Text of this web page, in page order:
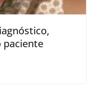
paciente